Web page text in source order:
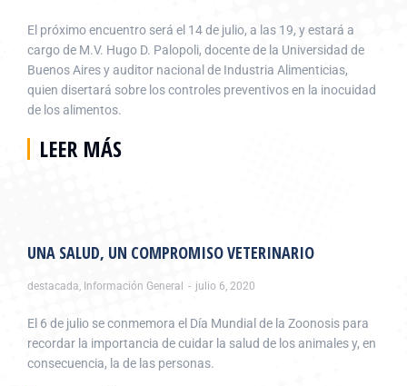
El próximo encuentro será el 14 de julio, a las 19, y estará a
cargo de M.V. Hugo D. Palopoli, docente de la Universidad de
Buenos Aires y auditor nacional de Industria Alimenticias,
quien disertará sobre los controles preventivos en la inocuidad
de los alimentos.
LEER MÁS
UNA SALUD, UN COMPROMISO VETERINARIO
destacada, Información General julio 6, 2020
El 6 de julio se conmemora el Día Mundial de la Zoonosis para
recordar la importancia de cuidar la salud de los animales y, en
consecuencia, la de las personas.